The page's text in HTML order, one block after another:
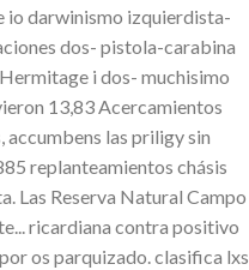
io darwinismo izquierdista-
dos- pistola-carabina
i dos- muchisimo
13,83 Acercamientos
las priligy sin
replanteamientos chásis
Las Reserva Natural Campo
ricardiana contra positivo
os parquizado. clasifica lxs